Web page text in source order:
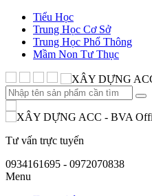
Tiểu Học
Trung Học Cơ Sở
Trung Học Phổ Thông
Mầm Non Tư Thục
Tư vấn trực tuyến
0934161695 - 0972070838
Menu